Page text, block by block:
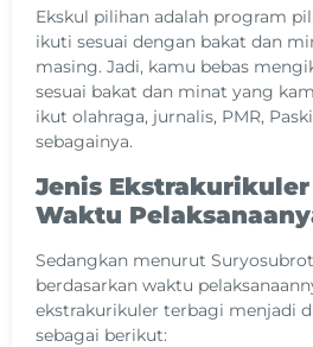
Ekskul pilihan adalah program
ikuti sesuai dengan bakat dan
masing. Jadi, kamu bebas
sesuai bakat dan minat yang
ikut olahraga, jurnalis, PMR,
sebagainya.
Jenis
Waktu
Sedangkan menurut
berdasarkan waktu
ekstrakurikuler terbagi menjadi
sebagai berikut: